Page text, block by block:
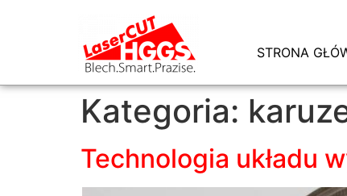
STRONA
Kategoria:
Technologia układu